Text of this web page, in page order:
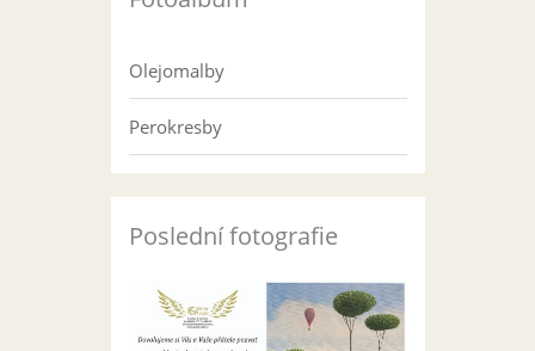
Olejomalby
Perokresby
Poslední fotografie